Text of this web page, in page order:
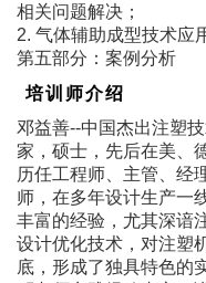
相关问题解决；
2. 气体辅助成型技术应
第五部分：案例分析
培训师介绍
邓益善--中国杰出注塑
家，硕士，先后在美、
历任工程师、主管、经
师，在多年设计生产一
丰富的经验，尤其深谙
设计优化技术，对注塑
底，形成了独具特色的